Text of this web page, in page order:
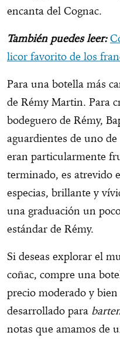
encanta del Cognac.
También puedes leer:
licor favorito de los
Para una botella más
de Rémy Martin. Para
bodeguero de Rémy,
aguardientes de uno
eran particularmente
terminado, es atrevido
especias, brillante y
una graduación un
estándar de Rémy.
Si deseas explorar el
coñac, compre una
precio moderado y
desarrollado para
notas que amamos de